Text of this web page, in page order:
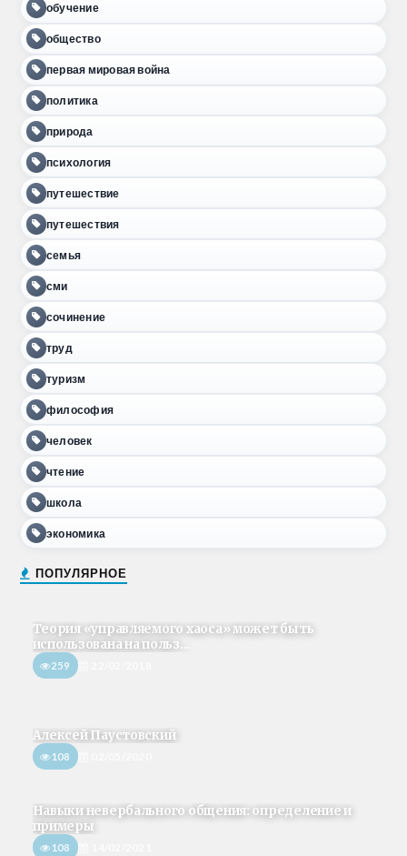
обучение
общество
первая мировая война
политика
природа
психология
путешествие
путешествия
семья
сми
сочинение
труд
туризм
философия
человек
чтение
школа
экономика
ПОПУЛЯРНОЕ
Теория «управляемого хаоса» может быть
использована на польз...
259
Алексей Паустовский
108
Навыки невербального общения: определение и
примеры
108